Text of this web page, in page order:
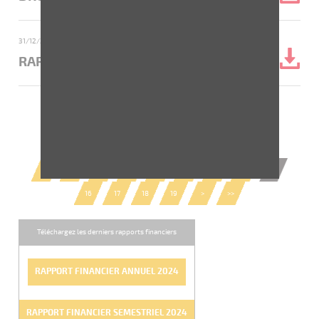
31/12/2011
RAPPORT FINANCIER ANNUEL 2011
16 17 18 19 > >>
Téléchargez les derniers rapports financiers
RAPPORT FINANCIER ANNUEL 2024
RAPPORT FINANCIER SEMESTRIEL 2024